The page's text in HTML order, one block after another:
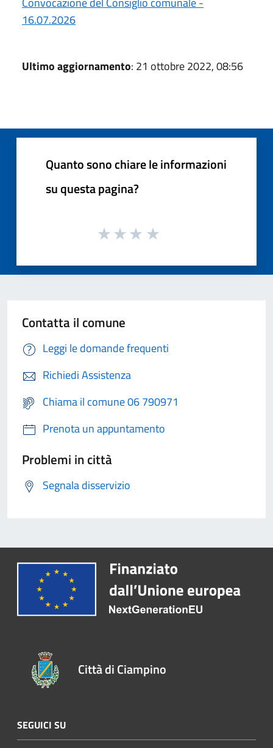
16.07.2026
Ultimo aggiornamento: 21 ottobre 2022, 08:56
Quanto sono chiare le informazioni
su questa pagina?
Contatta il comune
Leggi le domande frequenti
Richiedi Assistenza
Chiama il comune 06 790971
Prenota un appuntamento
Problemi in città
Segnala disservizio
Città di Ciampino
SEGUICI SU